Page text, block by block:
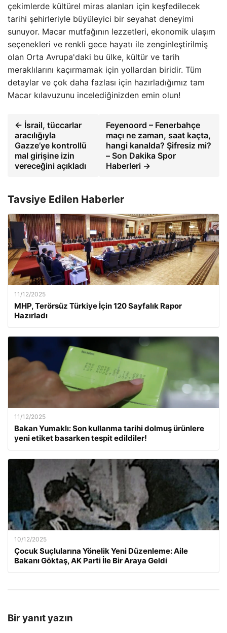
çekimlerde kültürel miras alanları için keşfedilecek
tarihi şehirleriyle büyüleyici bir seyahat deneyimi
sunuyor. Macar mutfağının lezzetleri, ekonomik ulaşım
seçenekleri ve renkli gece hayatı ile zenginleştirilmiş
olan Orta Avrupa'daki bu ülke, kültür ve tarih
meraklılarını kaçırmamak için yollardan biridir. Tüm
detaylar ve çok daha fazlası için hazırladığımız tam
Macar kılavuzunu incelediğinizden emin olun!
← İsrail, tüccarlar
aracılığıyla
Gazze’ye kontrollü
mal girişine izin
vereceğini açıkladı
Feyenoord – Fenerbahçe
maçı ne zaman, saat kaçta,
hangi kanalda? Şifresiz mi?
– Son Dakika Spor
Haberleri →
Tavsiye Edilen Haberler
11/12/2025
MHP, Terörsüz Türkiye İçin 120 Sayfalık Rapor
Hazırladı
11/12/2025
Bakan Yumaklı: Son kullanma tarihi dolmuş ürünlere
yeni etiket basarken tespit edildiler!
10/12/2025
Çocuk Suçlularına Yönelik Yeni Düzenleme: Aile
Bakanı Göktaş, AK Parti İle Bir Araya Geldi
Bir yanıt yazın